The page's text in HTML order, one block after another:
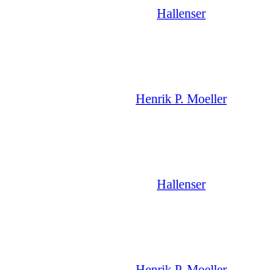
Hallenser
Henrik P. Moeller
Hallenser